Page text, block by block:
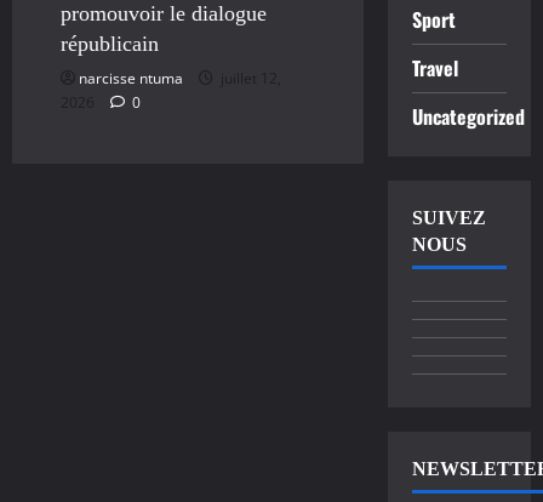
promouvoir le dialogue
républicain
narcisse ntuma
juillet 12,
2026
0
Sport
Travel
Uncategorized
SUIVEZ
NOUS